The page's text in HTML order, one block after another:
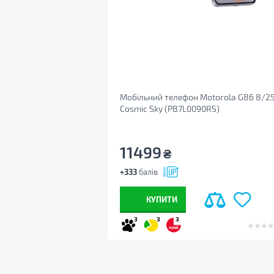
Мобільний телефон Motorola G86 8/
Cosmic Sky (PB7L0090RS)
11499₴
+333 балів
КУПИТИ
3 3 3